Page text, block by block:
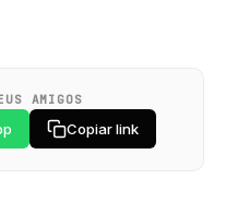
AMIGOS
Copiar link